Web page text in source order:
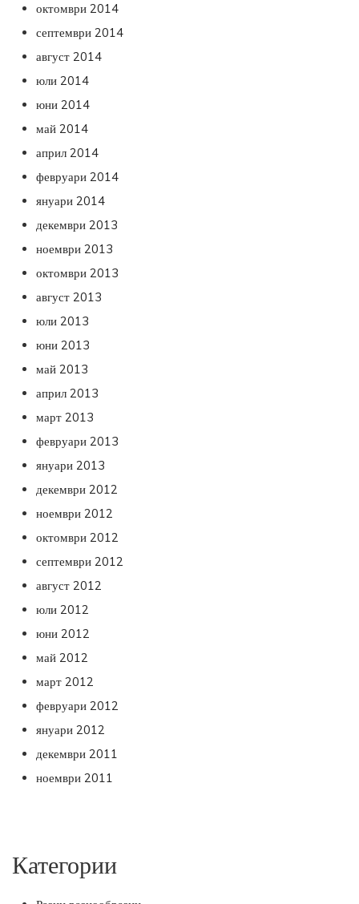
октомври 2014
септември 2014
август 2014
юли 2014
юни 2014
май 2014
април 2014
февруари 2014
януари 2014
декември 2013
ноември 2013
октомври 2013
август 2013
юли 2013
юни 2013
май 2013
април 2013
март 2013
февруари 2013
януари 2013
декември 2012
ноември 2012
октомври 2012
септември 2012
август 2012
юли 2012
юни 2012
май 2012
март 2012
февруари 2012
януари 2012
декември 2011
ноември 2011
Категории